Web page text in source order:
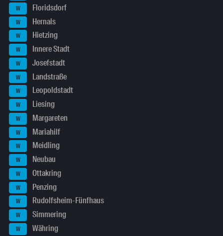
W Floridsdorf
W Hernals
W Hietzing
W Innere Stadt
W Josefstadt
W Landstraße
W Leopoldstadt
W Liesing
W Margareten
W Mariahilf
W Meidling
W Neubau
W Ottakring
W Penzing
W Rudolfsheim-Fünfhaus
W Simmering
W Währing